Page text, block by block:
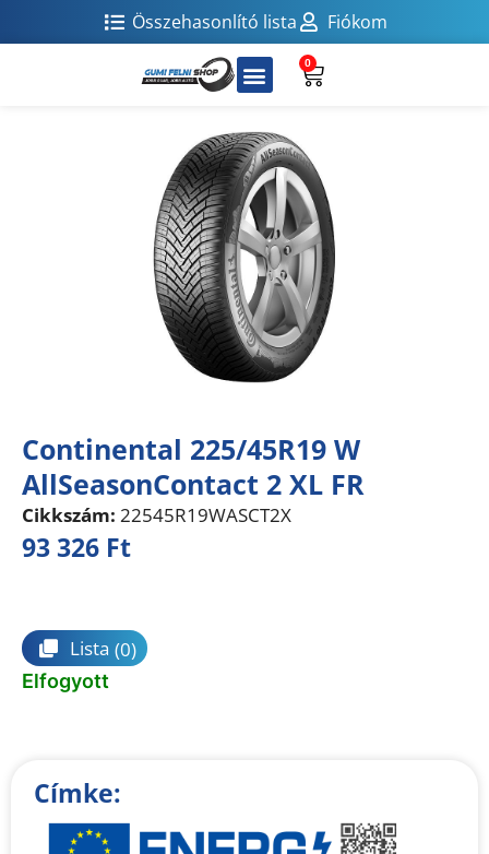
Összehasonlító lista Fiókom
0
Continental 225/45R19 W
AllSeasonContact 2 XL FR
Cikkszám: 22545R19WASCT2X
93 326 Ft
Lista (0)
Elfogyott
Címke: